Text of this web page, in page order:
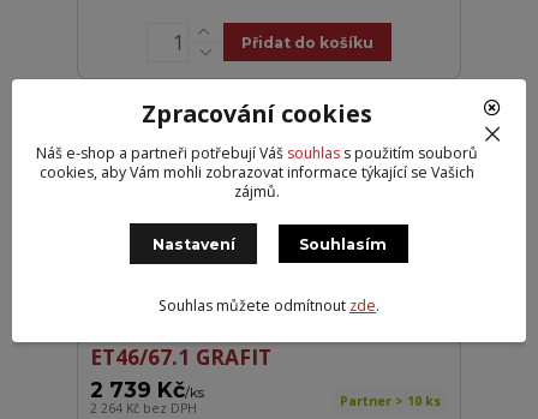
Přidat do košíku
ET46/67.1 GRAFIT
2 739 Kč/ks
2 264 Kč bez DPH Partner > 10 ks
Zpracování cookies
Náš e-shop a partneři potřebují Váš souhlass použitím souborů
cookies, aby Vám mohli zobrazovat informace týkající se Vašich
zájmů.
Nastavení Souhlasím
Souhlas můžete odmítnout zde.